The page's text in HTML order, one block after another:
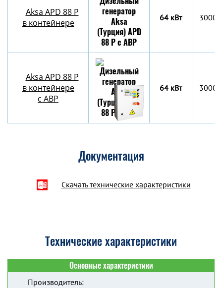
Aksa APD 88 P
в контейнере
64 кВт
Aksa APD 88 P
в контейнере
c АВР
64 кВт
Документация
Скачать технические характеристики
Технические характеристики
Основные характеристики
Производитель: